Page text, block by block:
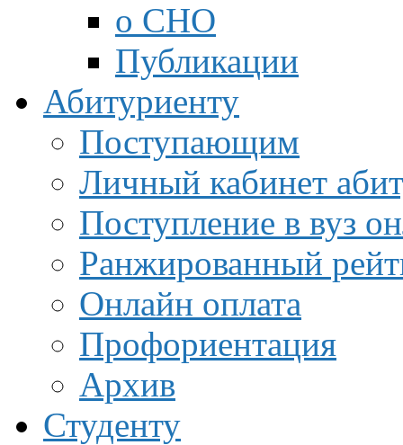
о СНО
Публикации
Абитуриенту
Поступающим
Личный кабинет
Поступление в вуз
Ранжированный
Онлайн оплата
Профориентация
Архив
Студенту